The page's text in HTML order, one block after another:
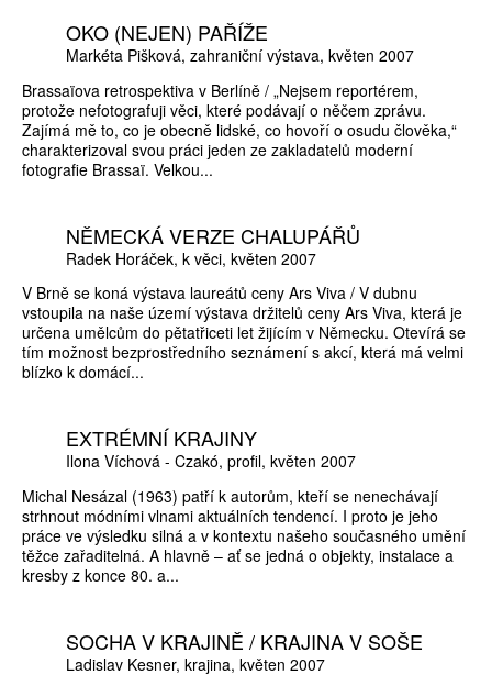
OKO (NEJEN) PAŘÍŽE
Markéta Pišková zahraniční výstava květen 2007
Brassaïova retrospektiva v Berlíně / „Nejsem reportérem,
protože nefotografuji věci, které podávají o něčem zprávu.
Zajímá mě to, co je obecně lidské, co hovoří o osudu člověka,“
charakterizoval svou práci jeden ze zakladatelů moderní
fotografie Brassaï. Velkou...
NĚMECKÁ VERZE CHALUPÁŘŮ
Radek Horáček k věci květen 2007
V Brně se koná výstava laureátů ceny Ars Viva / V dubnu
vstoupila na naše území výstava držitelů ceny Ars Viva, která je
určena umělcům do pětatřiceti let žijícím v Německu. Otevírá se
tím možnost bezprostředního seznámení s akcí, která má velmi
blízko k domácí...
EXTRÉMNÍ KRAJINY
Ilona Víchová - Czakó profil květen 2007
Michal Nesázal (1963) patří k autorům, kteří se nenechávají
strhnout módními vlnami aktuálních tendencí. I proto je jeho
práce ve výsledku silná a v kontextu našeho současného umění
těžce zařaditelná. A hlavně – ať se jedná o objekty, instalace a
kresby z konce 80. a...
SOCHA V KRAJINĚ / KRAJINA V SOŠE
Ladislav Kesner krajina květen 2007